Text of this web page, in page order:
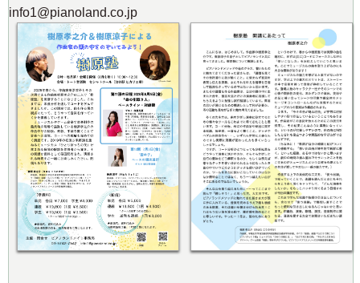
info1@pianoland.co.jp